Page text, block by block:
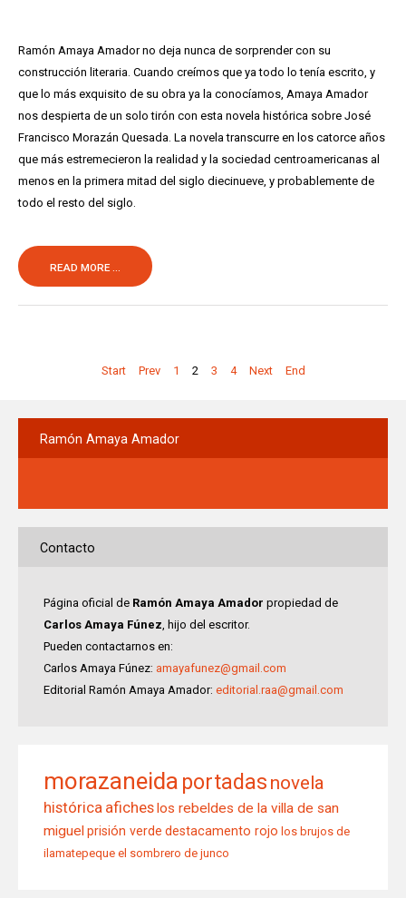
Ramón Amaya Amador no deja nunca de sorprender con su
construcción literaria. Cuando creímos que ya todo lo tenía escrito, y
que lo más exquisito de su obra ya la conocíamos, Amaya Amador
nos despierta de un solo tirón con esta novela histórica sobre José
Francisco Morazán Quesada. La novela transcurre en los catorce años
que más estremecieron la realidad y la sociedad centroamericanas al
menos en la primera mitad del siglo diecinueve, y probablemente de
todo el resto del siglo.
READ MORE ...
Start Prev 1 2 3 4 Next End
Ramón Amaya Amador
Contacto
Página oficial de Ramón Amaya Amador propiedad de
Carlos Amaya Fúnez , hijo del escritor.
Pueden contactarnos en:
Carlos Amaya Fúnez: amayafunez@gmail.com
Editorial Ramón Amaya Amador: editorial.raa@gmail.com
morazaneida portadas novela
histórica aficheslos rebeldes de la villa de san
miguelprisión verde destacamento rojo los brujos de
ilamatepeque el sombrero de junco